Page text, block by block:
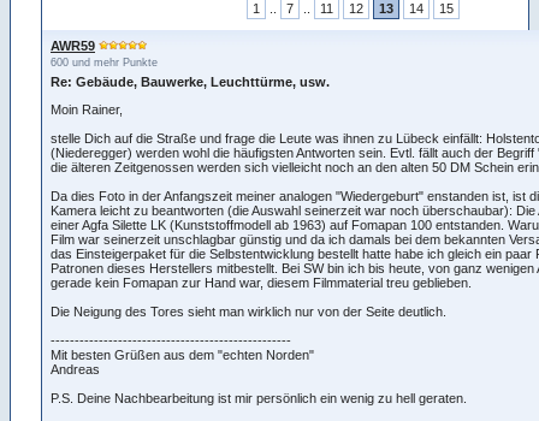
1 7 11 12 13 14 15
AWR59
600 und mehr Punkte
Re: Gebäude, Bauwerke, Leuchttürme, usw.
Moin Rainer,
stelle Dich auf die Straße und frage die Leute was ihnen zu Lübeck einfällt:
(Niederegger) werden wohl die häufigsten Antworten sein. Evtl. fällt auch der
die älteren Zeitgenossen werden sich vielleicht noch an den alten 50 DM Schein
Da dies Foto in der Anfangszeit meiner analogen "Wiedergeburt" enstanden ist, ist
Kamera leicht zu beantworten (die Auswahl seinerzeit war noch überschaubar): Die
einer Agfa Silette LK (Kunststoffmodell ab 1963) auf Fomapan 100 entstanden.
Film war seinerzeit unschlagbar günstig und da ich damals bei dem bekannten
das Einsteigerpaket für die Selbstentwicklung bestellt hatte habe ich gleich ein paar
Patronen dieses Herstellers mitbestellt. Bei SW bin ich bis heute, von ganz wenigen
gerade kein Fomapan zur Hand war, diesem Filmmaterial treu geblieben.
Die Neigung des Tores sieht man wirklich nur von der Seite deutlich.
--------------------------------------------------
Mit besten Grüßen aus dem "echten Norden"
Andreas
P.S. Deine Nachbearbeitung ist mir persönlich ein wenig zu hell geraten.